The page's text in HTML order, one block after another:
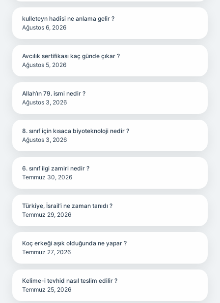
kulleteyn hadisi ne anlama gelir ?
Ağustos 6, 2026
Avcılık sertifikası kaç günde çıkar ?
Ağustos 5, 2026
Allah’ın 79. ismi nedir ?
Ağustos 3, 2026
8. sınıf için kısaca biyoteknoloji nedir ?
Ağustos 3, 2026
6. sınıf ilgi zamiri nedir ?
Temmuz 30, 2026
Türkiye, İsrail’i ne zaman tanıdı ?
Temmuz 29, 2026
Koç erkeği aşık olduğunda ne yapar ?
Temmuz 27, 2026
Kelime-i tevhid nasıl teslim edilir ?
Temmuz 25, 2026